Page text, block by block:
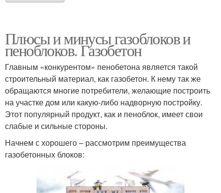
Плюсы и минусы газоблоков и
пеноблоков. Газобетон
Главным «конкурентом» пенобетона является такой
строительный материал, как газобетон. К нему так же
обращаются многие потребители, желающие построить
на участке дом или какую-либо надворную постройку.
Этот популярный продукт, как и пеноблок, имеет свои
слабые и сильные стороны.
Начнем с хорошего – рассмотрим преимущества
газобетонных блоков: